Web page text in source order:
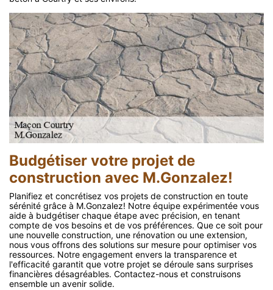
Budgétiser votre projet de
construction avec M.Gonzalez!
Planifiez et concrétisez vos projets de construction en toute
sérénité grâce à M.Gonzalez! Notre équipe expérimentée vous
aide à budgétiser chaque étape avec précision, en tenant
compte de vos besoins et de vos préférences. Que ce soit pour
une nouvelle construction, une rénovation ou une extension,
nous vous offrons des solutions sur mesure pour optimiser vos
ressources. Notre engagement envers la transparence et
l'efficacité garantit que votre projet se déroule sans surprises
financières désagréables. Contactez-nous et construisons
ensemble un avenir solide.